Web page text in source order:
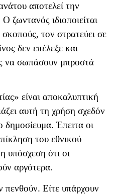
αποτελεί την
ζωντανός ιδιοποιείται
τον στρατεύει σε
δεν επέλεξε και
να σωπάσουν μπροστά
είναι αποκαλυπτική
αυτή τη χρήση σχεδόν
Έπειτα οι
του εθνικού
υπόσχεση ότι οι
αργότερα.
πενθούν. Είτε υπάρχουν